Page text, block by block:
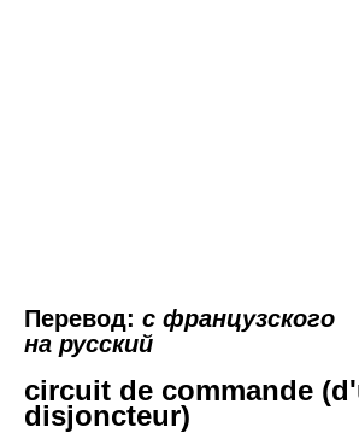
Перевод: с французского
на русский
circuit de commande
disjoncteur)